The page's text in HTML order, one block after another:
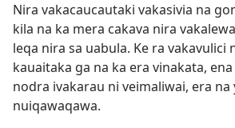
Nira vakacaucautaki vakasivia na
kila na ka mera cakava nira
leqa nira sa uabula. Ke ra vakavulici
kauaitaka ga na ka era vinakata,
nodra ivakarau ni veimaliwai, era na
nuiqawaqawa.